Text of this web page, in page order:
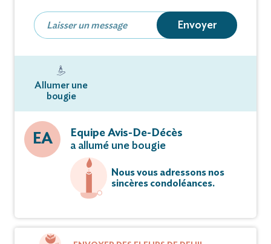
L’offrande tiendra lieu de condoléances.
Notre Dame de Lourdes, priez pour elle.
Monsieur † Abel PARENT, son époux
Monsieur † et Madame † LAMBIN-MOUQUET,
Monsieur † et Madame LAMBIN-BOULINGUEZ et
Monsieur † et Madame LAMBIN-MICHEZ et leur
Envoyer
Allumer une
bougie
EA
Equipe Avis-De-Décès
a allumé une bougie
Nous vous adressons nos
sincères condoléances.